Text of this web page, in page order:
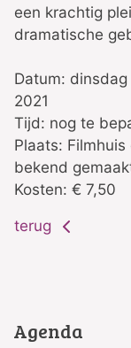
een krachtig
dramatische
Datum:
2021
Tijd: nog te
Plaats:
bekend
Kosten: € 7,50
terug
Agenda